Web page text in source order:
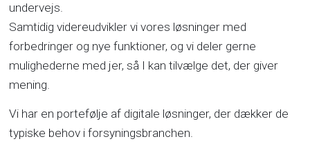
undervejs.
Samtidig videreudvikler vi vores løsninger med
forbedringer og nye funktioner, og vi deler gerne
mulighederne med jer, så I kan tilvælge det, der giver
mening.
Vi har en portefølje af digitale løsninger, der dækker de
typiske behov i forsyningsbranchen.